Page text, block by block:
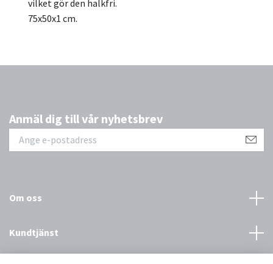
vilket gör den halkfri.
75x50x1 cm.
Anmäl dig till vår nyhetsbrev
Om oss
Kundtjänst